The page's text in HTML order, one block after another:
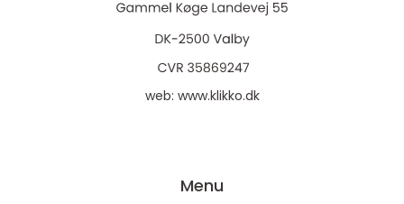
web: www.klikko.dk
Menu